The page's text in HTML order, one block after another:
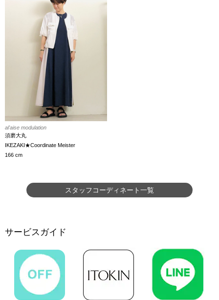
al'aise modulation
須磨大丸
IKEZAKI★Coordinate Meister
166 cm
スタッフコーディネート一覧
サービスガイド